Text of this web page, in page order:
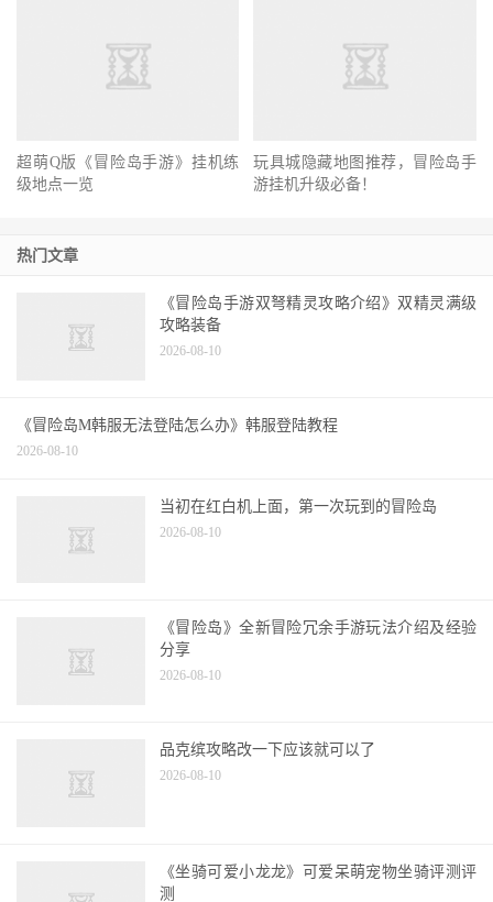
超萌Q版《冒险岛手游》挂机练
级地点一览
玩具城隐藏地图推荐，冒险岛手
游挂机升级必备！
热门文章
《冒险岛手游双弩精灵攻略介绍》双精灵满级
攻略装备
2026-08-10
《冒险岛M韩服无法登陆怎么办》韩服登陆教程
2026-08-10
当初在红白机上面，第一次玩到的冒险岛
2026-08-10
《冒险岛》全新冒险冗余手游玩法介绍及经验
分享
2026-08-10
品克缤攻略改一下应该就可以了
2026-08-10
《坐骑可爱小龙龙》可爱呆萌宠物坐骑评测评
测